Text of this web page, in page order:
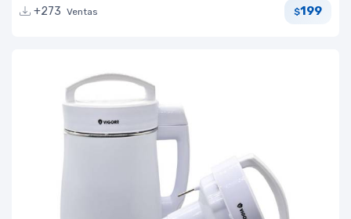
+273 Ventas $199